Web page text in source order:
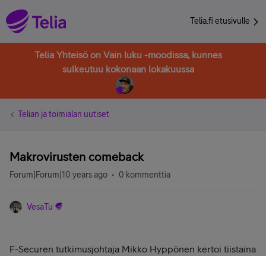
Telia.fi etusivulle
Telia Yhteisö on Vain luku -moodissa, kunnes
sulkeutuu kokonaan lokakuussa
Telian ja toimialan uutiset
Makrovirusten comeback
Forum|Forum|10 years ago 0 kommenttia
VesaTu
F-Securen tutkimusjohtaja Mikko Hyppönen kertoi tiistaina